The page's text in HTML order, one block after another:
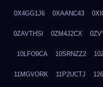
0X4GG1J6 0XAANC43
0ZAVTHSI 0ZM4J2CX
10LFO9CA 10SRNZZ2
11MGVORK 11P2UCTJ